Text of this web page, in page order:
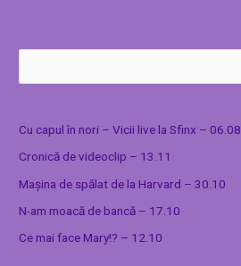
Cu capul în nori – Vicii live la Sfinx – 06.08
Cronică de videoclip – 13.11
Mașina de spălat de la Harvard – 30.10
N-am moacă de bancă – 17.10
Ce mai face Mary!? – 12.10